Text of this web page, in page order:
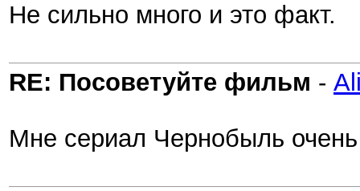
Не сильно много и это факт.
RE: Посоветуйте фильм -
Мне сериал Чернобыль